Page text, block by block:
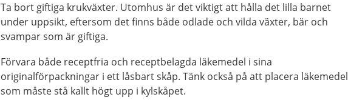
Ta bort giftiga krukväxter. Utomhus är det viktigt att hålla det lilla barnet
under uppsikt, eftersom det finns både odlade och vilda växter, bär och
svampar som är giftiga.
Förvara både receptfria och receptbelagda läkemedel i sina
originalförpackningar i ett låsbart skåp. Tänk också på att placera läkemedel
som måste stå kallt högt upp i kylskåpet.